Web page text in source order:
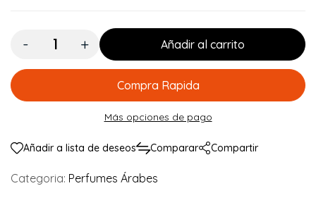
Cantidad:
Añadir al carrito
Compra Rapida
Más opciones de pago
Añadir a lista de deseos Comparar Compartir
Categoria: Perfumes Árabes